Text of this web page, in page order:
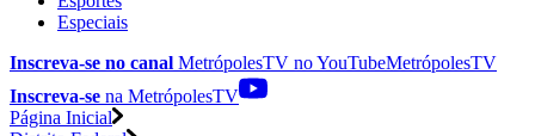
Especiais
Inscreva-se no canal MetrópolesTV noYouTubeMetrópolesTV
Inscreva-se na MetrópolesTV
Página Inicial